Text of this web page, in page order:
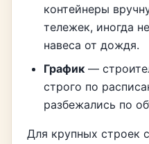
контейнеры
тележек, иногда
навеса от дождя.
График —
строго по
разбежались по
Для крупных строек